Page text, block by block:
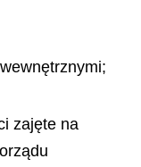
zajęte na